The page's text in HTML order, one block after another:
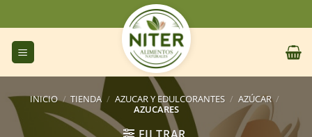
al
contenido
INICIO / TIENDA / AZUCAR Y EDULCORANTES / AZÚCAR /
AZUCARES